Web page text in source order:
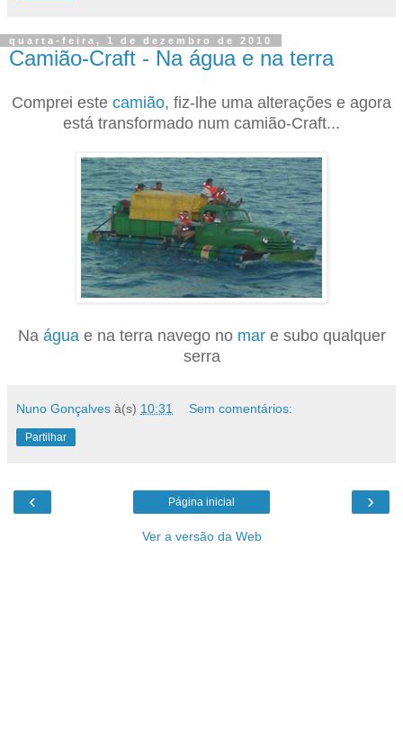
quarta-feira, 1 de dezembro de 2010
Camião-Craft - Na água e na terra
Comprei este camião, fiz-lhe uma alterações e agora
está transformado num camião-Craft...
Na água e na terra navego no mare subo qualquer
serra
Nuno Gonçalves à(s) 10:31 Sem comentários:
Partilhar
‹ ›
Página inicial
Ver a versão da Web